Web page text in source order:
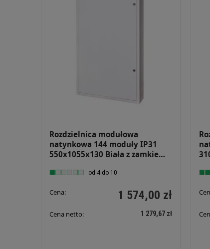
Rozdzielnica modułowa
natynkowa 144 moduły IP31
550x1055x130 Biała z zamkiem
od 4 do 10
Cena: 1 574,00 zł
Cena netto: 1 279,67 zł